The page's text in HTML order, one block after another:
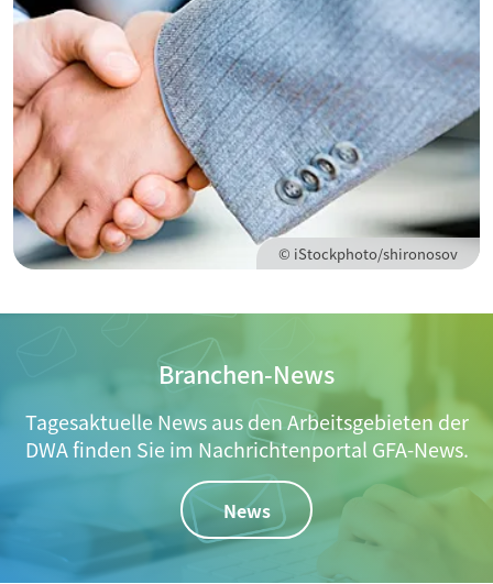
© iStockphoto/shironosov
Branchen-News
Tagesaktuelle News aus den Arbeitsgebieten der
DWA finden Sie im Nachrichtenportal GFA-News.
News